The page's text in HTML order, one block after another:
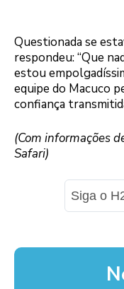
Questionada se
respondeu: “Que
estou
equipe do Macuco
confiança
(Com informações
Safari)
Siga o